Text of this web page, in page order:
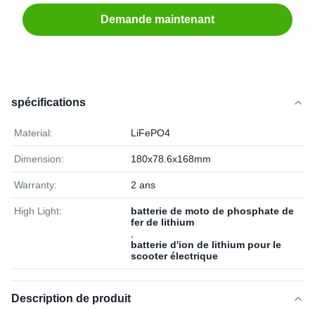
Demande maintenant
spécifications
Material: LiFePO4
Dimension: 180x78.6x168mm
Warranty: 2 ans
High Light:
batterie de moto de phosphate de
fer de lithium
batterie d'ion de lithium pour le
scooter électrique
Description de produit